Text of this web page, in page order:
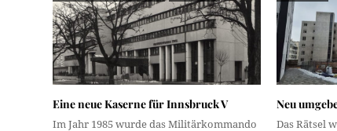
Eine neue Kaserne für Innsbruck V
Im Jahr 1985 wurde das Militärkommando
Neu
Das Rätsel